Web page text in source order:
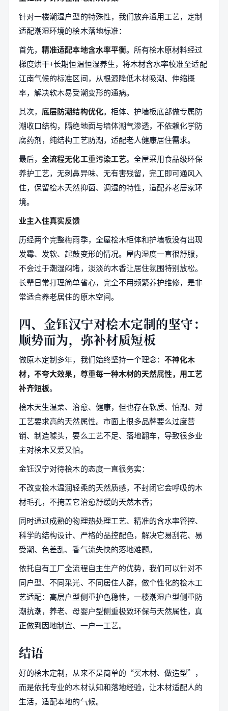
针对一楼潮湿户型的特殊性，我们放弃通用工艺，定制
适配潮湿环境的桧木落地标准：
首先，精准适配本地含水率平衡。所有桧木原材料经过
梯度烘干+长期恒温恒湿养生，将木材含水率校准至适配
江南气候的标准区间，从根源降低木材吸潮、伸缩概
率，解决软木易受潮变形的通病。
其次， 底层防潮结构优化。柜体、护墙板底部做专属防
潮收口结构，隔绝地面与墙体潮气渗透，不依赖化学防
腐药剂，纯结构工艺防潮，适配老人健康居住需求。
最后，全流程无化工重污染工艺。全屋采用食品级环保
养护工艺，无刺鼻异味、无有害残留，完工即可通风入
住，保留桧木天然抑菌、调湿的特性，适配养老居家环
境。
业主入住真实反馈
历经两个完整梅雨季，全屋桧木柜体和护墙板没有出现
发霉、发软、起鼓变形的情况。屋内湿度一直很舒服，
不会过于潮湿闷堵，淡淡的木香让居住氛围特别放松。
长辈日常打理简单省心，完全不用频繁养护维修，是非
常适合养老居住的原木空间。
四、金钰汉宁对桧木定制的坚守：
顺势而为，弥补材质短板
做原木定制多年，我们始终坚持一个理念：不神化木
材，不夸大效果，尊重每一种木材的天然属性，用工艺
补齐短板。
桧木天生温柔、治愈、健康，但也存在软质、怕潮、对
工艺要求高的天然属性。市面上很多品牌要么过度营
销、制造噱头，要么工艺不足、落地翻车，导致很多业
主对桧木又爱又怕。
金钰汉宁对待桧木的态度一直很务实：
不改变桧木温润轻柔的天然质感，不封闭它会呼吸的木
材毛孔，不掩盖它治愈舒缓的天然木香；
同时通过成熟的物理热处理工艺、精准的含水率管控、
科学的结构设计、严格的品控配色，解决它易刮花、易
受潮、色差乱、香气流失快的落地难题。
依托自有工厂全流程自主生产的优势，我们可以针对不
同户型、不同采光、不同居住人群，做个性化的桧木工
艺适配：高层户型侧重护色稳性，一楼潮湿户型侧重防
潮抗潮，养老、母婴户型侧重极致环保与天然属性，真
正做到因地制宜、一户一工艺。
结语
好的桧木定制，从来不是简单的“买木材、做造型”，
而是依托专业的木材认知和落地经验，让木材适配人的
生活，适配本地的气候。